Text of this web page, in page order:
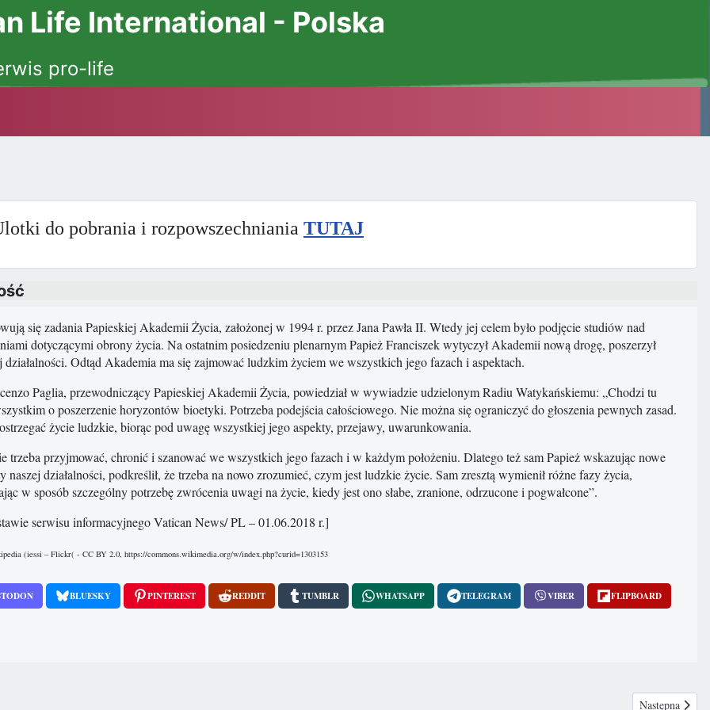
Life International - Polska
pro-life
do pobrania i rozpowszechniania TUTAJ
się zadania Papieskiej Akademii Życia, założonej w 1994 r. przez Jana Pawła II. Wtedy jej celem było podjęcie studiów nad
dotyczącymi obrony życia. Na ostatnim posiedzeniu plenarnym Papież Franciszek wytyczył Akademii nową drogę, poszerzył
działalności. Odtąd Akademia ma się zajmować ludzkim życiem we wszystkich jego fazach i aspektach.
Paglia, przewodniczący Papieskiej Akademii Życia, powiedział w wywiadzie udzielonym Radiu Watykańskiemu: „Chodzi tu
o poszerzenie horyzontów bioetyki. Potrzeba podejścia całościowego. Nie można się ograniczyć do głoszenia pewnych zasad.
życie ludzkie, biorąc pod uwagę wszystkiej jego aspekty, przejawy, uwarunkowania.
trzeba przyjmować, chronić i szanować we wszystkich jego fazach i w każdym położeniu. Dlatego też sam Papież wskazując nowe
naszej działalności, podkreślił, że trzeba na nowo zrozumieć, czym jest ludzkie życie. Sam zresztą wymienił różne fazy życia,
w sposób szczególny potrzebę zwrócenia uwagi na życie, kiedy jest ono słabe, zranione, odrzucone i pogwałcone”.
serwisu informacyjnego Vatican News/ PL – 01.06.2018 r.]
(iessi – Flickr( - CC BY 2.0, https://commons.wikimedia.org/w/index.php?curid=1303153
BLUESKY PINTEREST REDDIT TUMBLR WHATSAPP TELEGRAM VIBER FLIPBOARD
do skutku Następna
Następna